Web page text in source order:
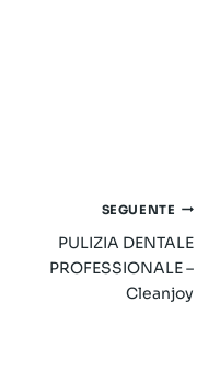
SEGUENTE
PULIZIA DENTALE
PROFESSIONALE –
Cleanjoy